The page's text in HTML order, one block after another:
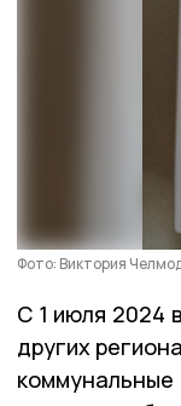
Фото: Виктория
С 1 июля 2024
других